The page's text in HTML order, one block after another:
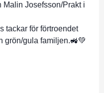
Malin Josefsson/Prakt i
tackar för förtroendet
grön/gula familjen.🚜💚